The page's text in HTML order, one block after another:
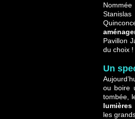
Pavillon
du choix !
Un
ou boire
tombée,
les